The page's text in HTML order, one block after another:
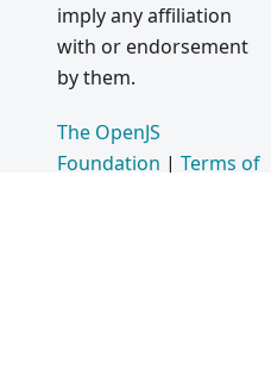
imply any affiliation
with or endorsement
by them.
The OpenJS
Foundation | Terms of